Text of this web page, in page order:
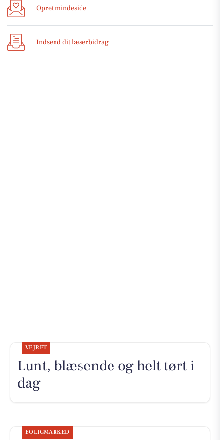
Opret mindeside
Indsend dit læserbidrag
VEJRET
Lunt, blæsende og helt tørt i
dag
BOLIGMARKED